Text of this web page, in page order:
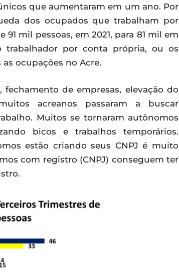
que aumentaram em um ano. Por
dos ocupados que trabalham por
mil pessoas, em 2021, para 81 mil em
trabalhador por conta própria, ou os
ocupações no Acre.
de empresas, elevação do
acreanos passaram a buscar
Muitos se tornaram autônomos
bicos e trabalhos temporários.
estão criando seus CNPJ é muito
com registro (CNPJ) conseguem ter